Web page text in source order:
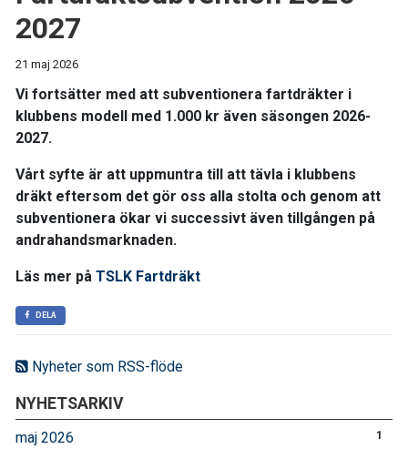
Nyheter som RSS-flöde
NYHETSARKIV
maj 2026 1
2027
21 maj 2026
Vi fortsätter med att subventionera fartdräkter i
klubbens modell med 1.000 kr även säsongen 2026-
2027.
Vårt syfte är att uppmuntra till att tävla i klubbens
dräkt eftersom det gör oss alla stolta och genom att
subventionera ökar vi successivt även tillgången på
andrahandsmarknaden.
Läs mer på TSLK Fartdräkt
DELA